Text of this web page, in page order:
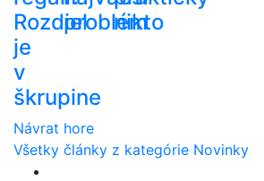
Rozdiel
je
v
škrupine
problém
nikto
Návrat hore
Všetky články z kategórie Novinky